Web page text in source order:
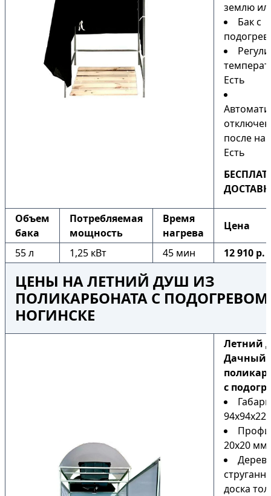
землю
Бак с
Есть
после
Есть
Объем
бака
Потребляемая
мощность
Время
нагрева
Цена
55 л 1,25 кВт 45 мин 12 910 р.
ЦЕНЫ НА ЛЕТНИЙ ДУШ ИЗ
ПОЛИКАРБОНАТА С ПОДОГРЕВОМ
НОГИНСКЕ
Летний
Дачный
с
20х20 мм
доска